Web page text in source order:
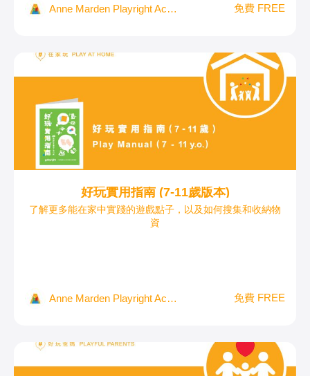
Anne Marden Playright Academy 免費 FREE
好玩實用指南 (7-11歲版本)
了解更多能在家中實踐的遊戲點子，以及如何搜集和收納物
資
Anne Marden Playright Academy 免費 FREE